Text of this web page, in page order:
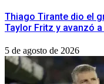
Thiago Tirante dio el
Taylor Fritz y avanzó
5 de agosto de 2026